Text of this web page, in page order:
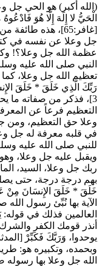
(الله أكبر) هو الحي جل
الْحَيُّ لا إِلَهَ إِلَّا هُوَ
[غافر:65]، هذه
جل وعلا عن نفسه في
عظمة الله جل وعلا؟!
النبي صلى الله عليه
تعظيم الله جل وعلا،
رَبِّكَ الَّذِي خَلَقَ * خَلَقَ
3]، فذكر من صفاته ما
التعظيم فرعاً عن
وعلا حق التعظيم، ومن
في قلبه معرفة له جل
للنبي صلى الله عليه
ويقبل عليه جل وعلا،
ربك جل وعلا، السيد،
بهم درجة درجة، حتى
خَلَقَ * خَلَقَ الإِنسَانَ مِنْ
الآية بها نُبِّئ رسول
العالمين فذلك في قوله:
أنذر قومك الكفر
يوحدوا، وَرَبَّكَ فَكَبِّرْ
وبحمده، وتكبيره هو:
الله جل وعلا بها